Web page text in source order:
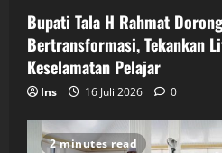
Bupati Tala H Rahmat
Bertransformasi, Tekankan
Keselamatan Pelajar
Ins 16 Juli 2026 0
2 minutes read